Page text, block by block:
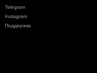
Telegram
Instagram
Поддержка